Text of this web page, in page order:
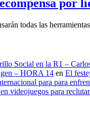
por
todas las
Social en la R1 –
– HORA 14 en El
para para
videojuegos para